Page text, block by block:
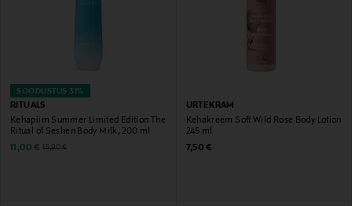
SOODUSTUS 31%
RITUALS
Kehapiim Summer Limited Edition The
Ritual of Seshen Body Milk, 200 ml
Discounted Price
11,00 € Original Price
15,90 €
URTEKRAM
Kehakreem Soft Wild Rose Body Lotion
245 ml
Original Price
7,50 €